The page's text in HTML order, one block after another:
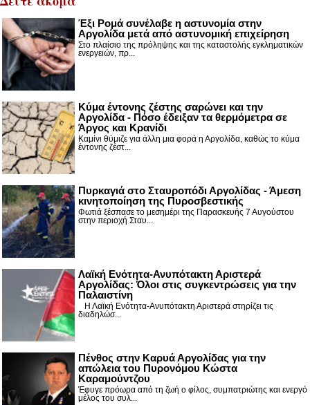
Έξι Ρομά συνέλαβε η αστυνομία στην
Αργολίδα μετά από αστυνομική επιχείρηση
Στο πλαίσιο της πρόληψης και της καταστολής εγκληματικών
ενεργειών, πρ...
Κύμα έντονης ζέστης σαρώνει και την
Αργολίδα - Πόσο έδειξαν τα θερμόμετρα σε
Άργος και Κρανίδι
Καμίνι θύμιζε για άλλη μια φορά η Αργολίδα, καθώς το κύμα
έντονης ζέστ...
Πυρκαγιά στο Σταυροπόδι Αργολίδας - Άμεση
κινητοποίηση της Πυροσβεστικής
Φωτιά ξέσπασε το μεσημέρι της Παρασκευής 7 Αυγούστου
στην περιοχή Σταυ...
Λαϊκή Ενότητα-Ανυπότακτη Αριστερά
Αργολίδας: Όλοι στις συγκεντρώσεις για την
Παλαιστίνη
Η Λαϊκή Ενότητα-Ανυπότακτη Αριστερά στηρίζει τις
διαδηλώσ...
Πένθος στην Καρυά Αργολίδας για την
απώλεια του Πυρονόμου Κώστα
Καραμούντζου
Έφυγε πρόωρα από τη ζωή ο φίλος, συμπατριώτης και ενεργό
μέλος του συλ...